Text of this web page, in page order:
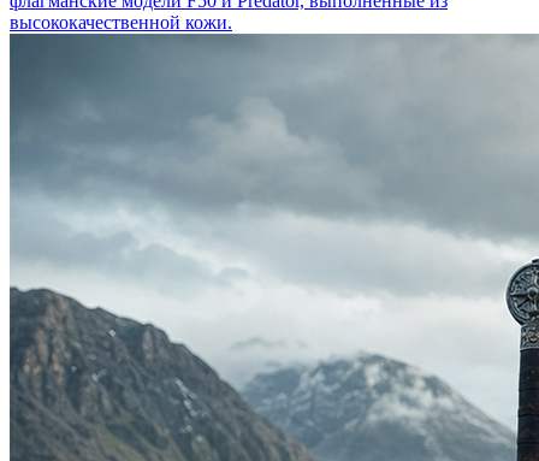
высококачественной кожи.